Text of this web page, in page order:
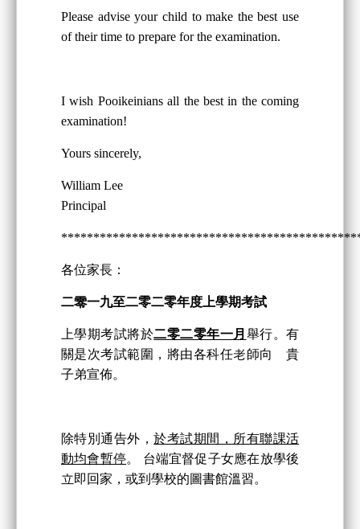
Please advise your child to make the best use
of their time to prepare for the examination.
I wish Pooikeinians all the best in the coming
examination!
Yours sincerely,
William Lee
Principal
各位家長：
二零一九至二零二零年度上學期考試
上學期考試將於二零二零年一月 舉行。有
關是次考試範圍，將由各科任老師向 貴
子弟宣佈。
除特別通告外，於考試期間，所有聯課活
動均會暫停。 台端宜督促子女應在放學後
立即回家，或到學校的圖書館溫習。